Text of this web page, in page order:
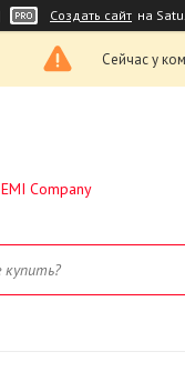
Создать сайт на
Сейчас у
EMI Company